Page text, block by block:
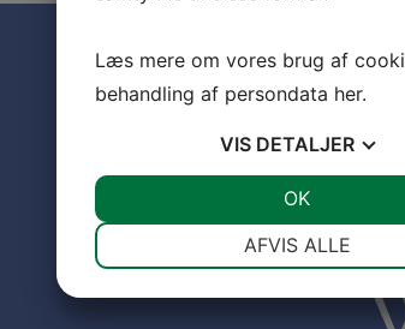
Læs mere om vores brug af
behandling af persondata her.
VIS DETALJER
AFVIS ALLE
OK